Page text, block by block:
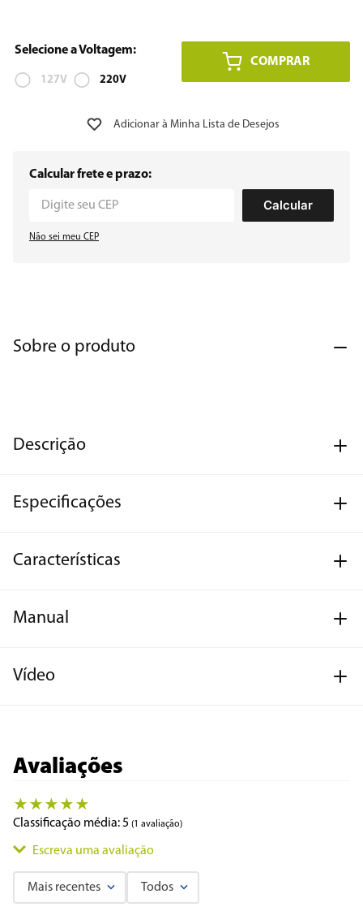
127V 220V
COMPRAR
Calcular frete e prazo:
Calcular
Não sei meu CEP
Sobre o produto
Descrição
Especificações
Características
Manual
Vídeo
Avaliações
★ ★ ★ ★ ★
Classificação média: 5 (1 avaliação)
Escreva uma avaliação
Mais recentes Todos